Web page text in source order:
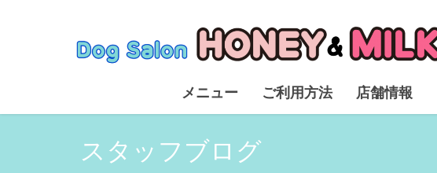
メニュー ご利用方法 店舗情報
スタッフブログ